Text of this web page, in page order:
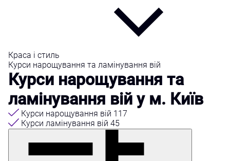
Краса і стиль
Курси нарощування та ламінування вій
Курси нарощування та
ламінування вій у м. Київ
Курси нарощування вій 117
Курси ламінування вій 45